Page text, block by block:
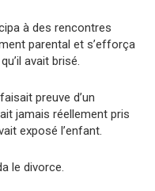
à des rencontres
parental et s’efforça
avait brisé.
preuve d’un
jamais réellement pris
exposé l’enfant.
le divorce.